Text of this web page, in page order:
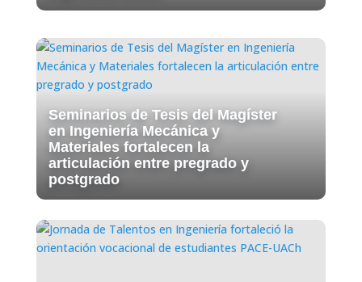
Seminarios de Tesis del Magíster
en Ingeniería Mecánica y
Materiales fortalecen la
articulación entre pregrado y
postgrado